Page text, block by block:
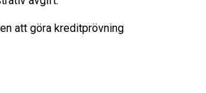
att göra kreditprövning